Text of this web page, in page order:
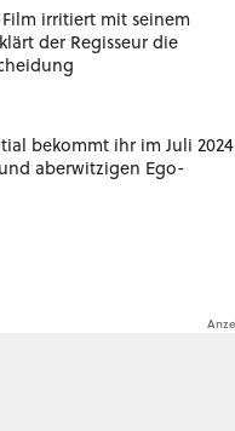
irritiert mit seinem
der Regisseur die
bekommt ihr im Juli 2024
aberwitzigen Ego-